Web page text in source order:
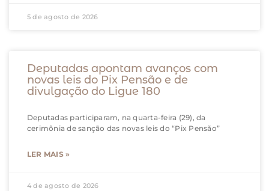
5 de agosto de 2026
Deputadas apontam avanços com
novas leis do Pix Pensão e de
divulgação do Ligue 180
Deputadas participaram, na quarta-feira (29), da
cerimônia de sanção das novas leis do “Pix Pensão”
LER MAIS »
4 de agosto de 2026